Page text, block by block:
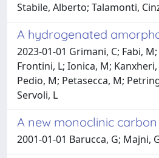
Stabile, Alberto; Talamonti,
A hydrogenated
2023-01-01 Grimani, C; Fabi,
Frontini, L; Ionica, M;
Pedio, M; Petasecca, M;
Servoli, L
A new monoclinic
2001-01-01 Barucca, G;